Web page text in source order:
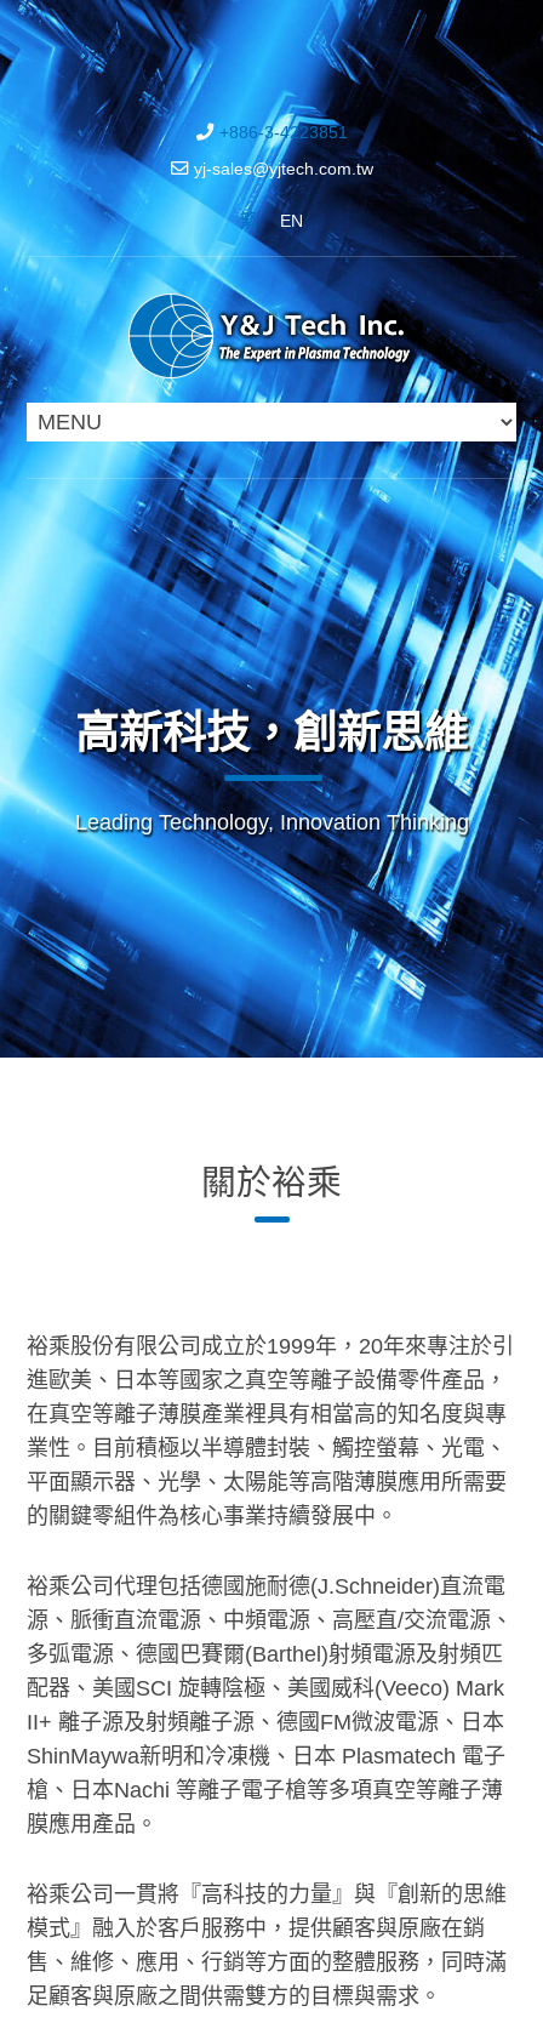
+886-3-4223851
yj-sales@yjtech.com.tw
繁 EN
高新科技，創新思維
Leading Technology, Innovation Thinking
關於裕乘
裕乘股份有限公司成立於1999年，20年來專注於引
進歐美、日本等國家之真空等離子設備零件產品，
在真空等離子薄膜產業裡具有相當高的知名度與專
業性。目前積極以半導體封裝、觸控螢幕、光電、
平面顯示器、光學、太陽能等高階薄膜應用所需要
的關鍵零組件為核心事業持續發展中。
裕乘公司代理包括德國施耐德(J.Schneider)直流電
源、脈衝直流電源、中頻電源、高壓直/交流電源、
多弧電源、德國巴賽爾(Barthel)射頻電源及射頻匹
配器、美國SCI 旋轉陰極、美國威科(Veeco) Mark
II+ 離子源及射頻離子源、德國FM微波電源、日本
ShinMaywa新明和冷凍機、日本 Plasmatech 電子
槍、日本Nachi 等離子電子槍等多項真空等離子薄
膜應用產品。
裕乘公司一貫將『高科技的力量』與『創新的思維
模式』融入於客戶服務中，提供顧客與原廠在銷
售、維修、應用、行銷等方面的整體服務，同時滿
足顧客與原廠之間供需雙方的目標與需求。